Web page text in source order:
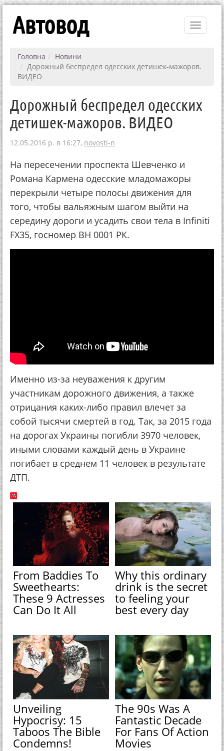
Toggle
Автовод
Головна
Новини
Дорожный беспредел одесских детишек-мажоров.
ВИДЕО
Дорожный беспредел одесских
детишек-мажоров. ВИДЕО
12.05.2016 р. в 16:27, novosti-n
На пересечении проспекта Шевченко и
Романа Кармена одесские младомажоры
перекрыли четыре полосы движения для
того, чтобы вальяжным шагом выйти на
середину дороги и усадить свои тела в Infiniti
FX35, госномер ВН 0001 РК.
Именно из-за неуважения к другим
участникам дорожного движения, а также
отрицания каких-либо правил влечет за
собой тысячи смертей в год. Так, за 2015 года
на дорогах Украины погибли 3970 человек,
иными словами каждый день в Украине
погибает в среднем 11 человек в результате
ДТП.
From Baddies To
Sweethearts:
These 9 Actresses
Can Do It All
Why this ordinary
drink is the secret
to feeling your
best every day
Unveiling
Hypocrisy: 15
Taboos The Bible
Condemns!
The 90s Was A
Fantastic Decade
For Fans Of Action
Movies